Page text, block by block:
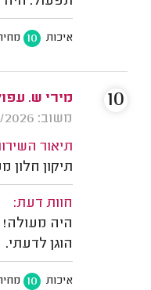
איכות 10
מירי ש.
משוב: 12/03/2026
תיאור
תיקון חלון
חוות דעת:
היה מעולה!
הוגן לדעתי.
איכות 10
10